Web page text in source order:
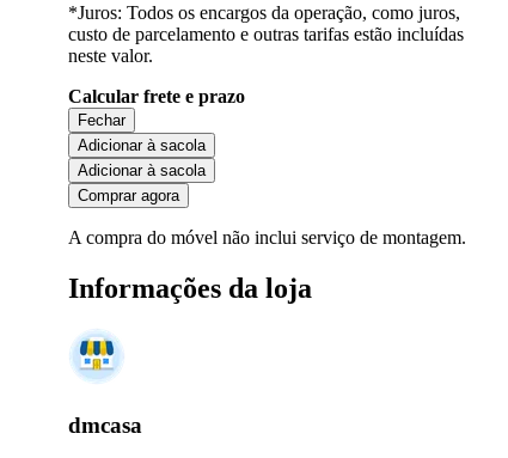
*Juros: Todos os encargos da operação, como juros,
custo de parcelamento e outras tarifas estão incluídas
neste valor.
Calcular frete e prazo
Fechar
Adicionar à sacola
Adicionar à sacola
Comprar agora
A compra do móvel não inclui serviço de montagem.
Informações da loja
dmcasa